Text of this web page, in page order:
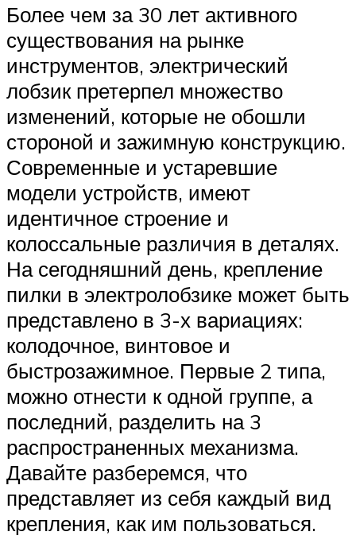
Более чем за 30 лет активного
существования на рынке
инструментов, электрический
лобзик претерпел множество
изменений, которые не обошли
стороной и зажимную конструкцию.
Современные и устаревшие
модели устройств, имеют
идентичное строение и
колоссальные различия в деталях.
На сегодняшний день, крепление
пилки в электролобзике может быть
представлено в 3-х вариациях:
колодочное, винтовое и
быстрозажимное. Первые 2 типа,
можно отнести к одной группе, а
последний, разделить на 3
распространенных механизма.
Давайте разберемся, что
представляет из себя каждый вид
крепления, как им пользоваться.